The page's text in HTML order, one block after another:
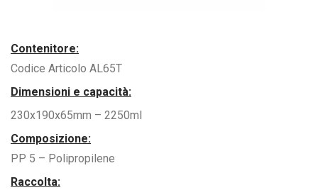
Contenitore:
Codice Articolo AL65T
Dimensioni e capacità:
230x190x65mm – 2250ml
Composizione:
PP 5 – Polipropilene
Raccolta: